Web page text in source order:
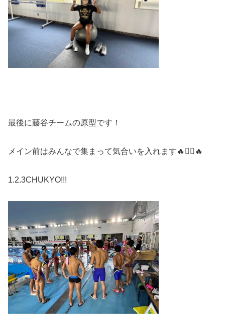
最後に藤谷チームの原型です！
メイン前はみんなで集まって気合いを入れます🔥❤️‍🔥🔥
1.2.3CHUKYO!!!